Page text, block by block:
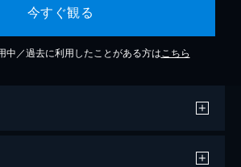
今すぐ観る
中／過去に利用したことがある方は こちら